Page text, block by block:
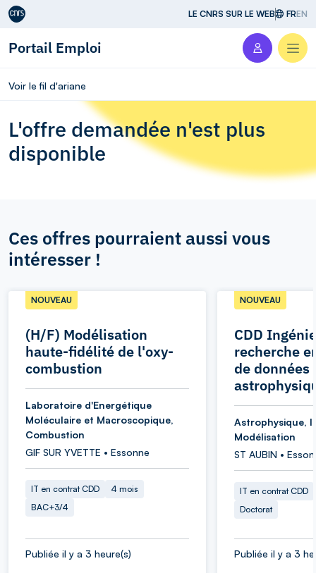
Aller au contenu LE CNRS SUR LE WEB FREN
Portail Emploi
Voir le fil d'ariane
L'offre demandée n'est plus
disponible
Ces offres pourraient aussi vous
intéresser !
(H/F) Modélisation
haute-fidélité de l'oxy-
combustion
NOUVEAU
Laboratoire d'Energétique
Moléculaire et Macroscopique,
Combustion
GIF SUR YVETTE • Essonne
IT en contrat CDD
4 mois
BAC+3/4
Publiée il y a 3 heure(s)
CDD
recherche
de données
NOUVEAU
Astrophysique,
Modélisation
ST AUBIN •
IT en contrat CDD
Doctorat
Publiée il y a 3